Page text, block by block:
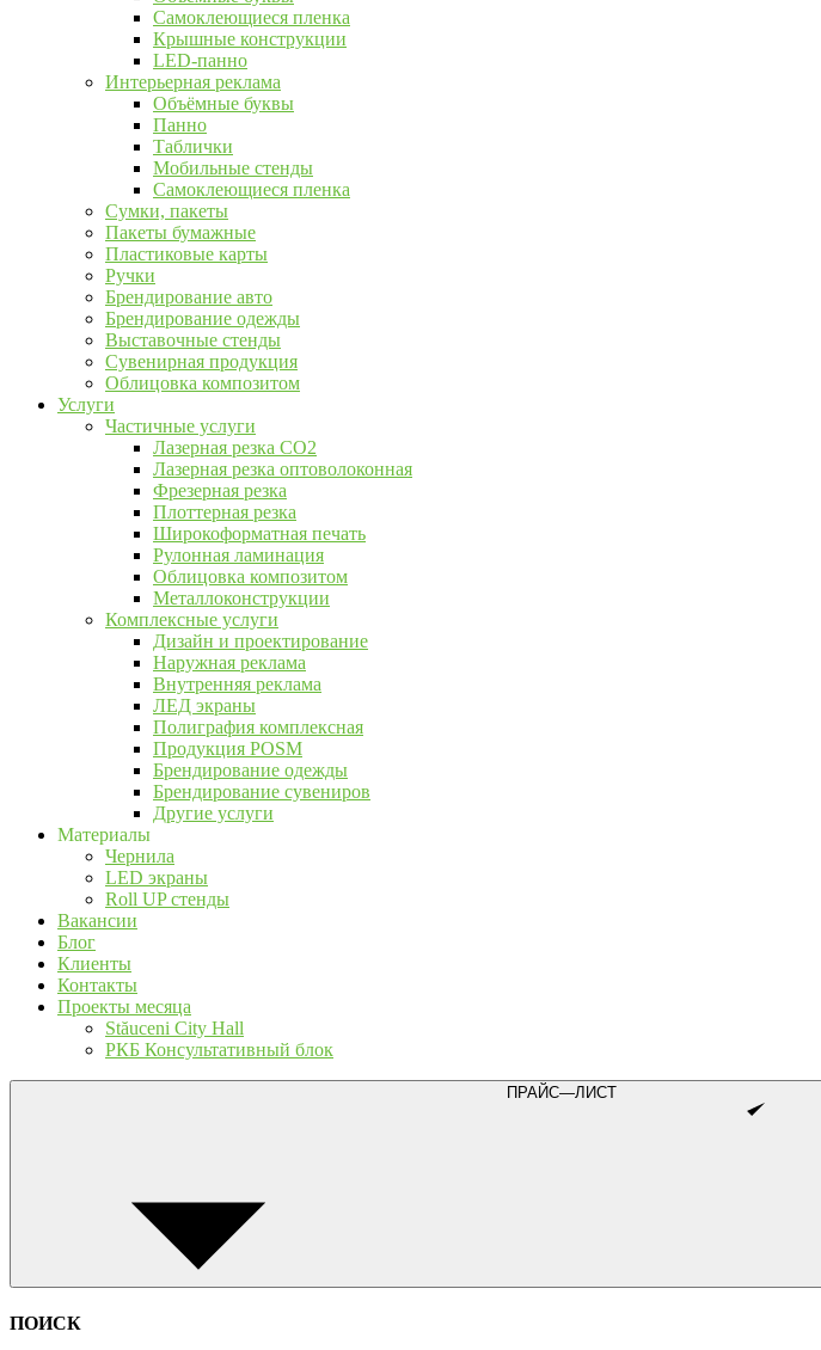
Самоклеющиеся пленка
Крышные конструкции
LED-панно
Интерьерная реклама
Объёмные буквы
Панно
Таблички
Мобильные стенды
Самоклеющиеся пленка
Сумки, пакеты
Пакеты бумажные
Пластиковые карты
Ручки
Брендирование авто
Брендирование одежды
Выставочные стенды
Сувенирная продукция
Облицовка композитом
Услуги
Частичные услуги
Лазерная резка CO2
Лазерная резка оптоволоконная
Фрезерная резка
Плоттерная резка
Широкоформатная печать
Рулонная ламинация
Облицовка композитом
Металлоконструкции
Комплексные услуги
Дизайн и проектирование
Наружная реклама
Внутренняя реклама
ЛЕД экраны
Полиграфия комплексная
Продукция POSM
Брендирование одежды
Брендирование сувениров
Другие услуги
Материалы
Чернила
LED экраны
Roll UP стенды
Вакансии
Блог
Клиенты
Контакты
Проекты месяца
Stăuceni City Hall
РКБ Консультативный блок
ПРАЙС—ЛИСТ
ПОИСК